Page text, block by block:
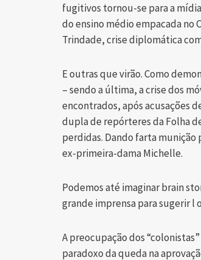
fugitivos tornou-se para a
do ensino médio empacada no
Trindade, crise diplomática
E outras que virão. Como
– sendo a última, a crise dos
encontrados, após acusações
dupla de repórteres da Folha
perdidas. Dando farta munição
ex-primeira-dama Michelle.
Podemos até imaginar brain
grande imprensa para sugerir l
A preocupação dos
paradoxo da queda na